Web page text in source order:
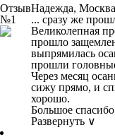
Отзыв
№1
Надежда, Москва
... сразу же
Великолепная
прошло
выпрямилась
прошли
Через месяц
сижу прямо, и
хорошо.
Большое
Развернуть ∨